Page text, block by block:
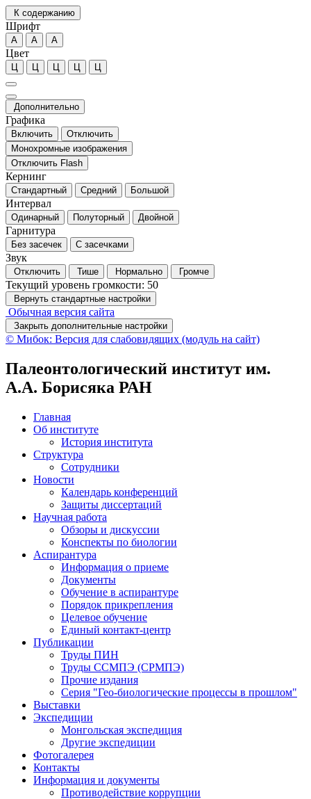
К содержанию
Шрифт
А А А
Цвет
Ц Ц Ц Ц Ц
Дополнительно
Графика
Включить
Отключить
Монохромные изображения
Отключить Flash
Кернинг
Стандартный Средний Большой
Интервал
Одинарный Полуторный Двойной
Гарнитура
Без засечек С засечками
Звук
Отключить Тише Нормально Громче
Текущий уровень громкости: 50
Вернуть стандартные настройки
Обычная версия сайта
Закрыть дополнительные настройки
© Мибок: Версия для слабовидящих (модуль на сайт)
Палеонтологический институт им.
А.А. Борисяка РАН
Главная
Об институте
История института
Структура
Сотрудники
Новости
Календарь конференций
Защиты диссертаций
Научная работа
Обзоры и дискуссии
Конспекты по биологии
Аспирантура
Информация о приеме
Документы
Обучение в аспирантуре
Порядок прикрепления
Целевое обучение
Единый контакт-центр
Публикации
Труды ПИН
Труды ССМПЭ (СРМПЭ)
Прочие издания
Серия "Гео-биологические процессы в прошлом"
Выставки
Экспедиции
Монгольская экспедиция
Другие экспедиции
Фотогалерея
Контакты
Информация и документы
Противодействие коррупции